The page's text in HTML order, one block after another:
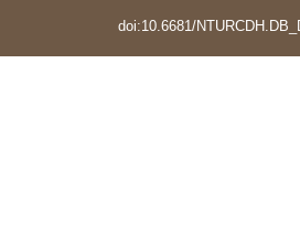
doi:10.6681/